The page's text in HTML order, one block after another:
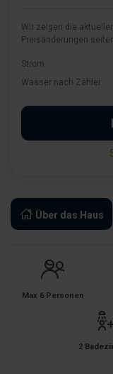
Über das Haus
Max 6 Personen
2
Wir zeigen die
Preisänderungen
Strom
Wasser nach Zähler